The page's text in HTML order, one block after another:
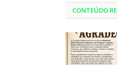
CONTEÚDO